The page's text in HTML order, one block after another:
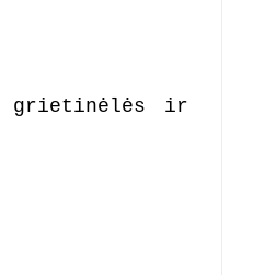
grietinėlės ir